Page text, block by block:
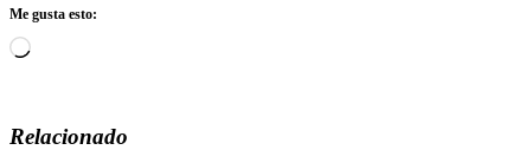
Me gusta esto:
Cargando...
Relacionado